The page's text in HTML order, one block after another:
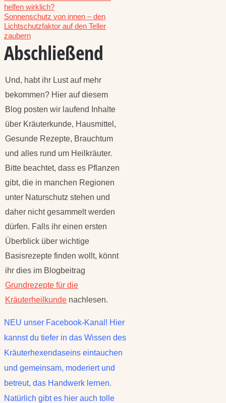
helfen wirklich?
Sonnenschutz von innen – den
Lichtschutzfaktor auf den Teller
zaubern
Abschließend
Und, habt ihr Lust auf mehr
bekommen? Hier auf diesem
Blog posten wir laufend Inhalte
über Kräuterkunde, Hausmittel,
Gesunde Rezepte, Brauchtum
und alles rund um Heilkräuter.
Bitte beachtet, dass es Pflanzen
gibt, die in manchen Regionen
unter Naturschutz stehen und
daher nicht gesammelt werden
dürfen. Falls ihr einen ersten
Überblick über wichtige
Basisrezepte finden wollt, könnt
ihr dies im Blogbeitrag
Grundrezepte für die
Kräuterheilkunde nachlesen.
NEU unser Facebook-Kanal! Hier
kannst du tiefer in das Wissen des
Kräuterhexendaseins eintauchen
und gemeinsam, moderiert und
betreut, das Handwerk lernen.
Natürlich gibt es hier auch tolle